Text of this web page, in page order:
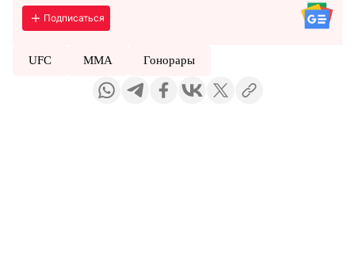
Подписаться
UFC ММА Гонорары